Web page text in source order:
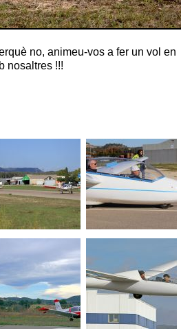
no, animeu-vos a fer un vol en
nosaltres !!!